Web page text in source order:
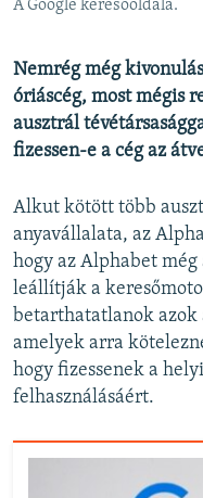
A MÚLT TANULSÁGAI
KÖVESSEN MINKET!
Valamennyi RFE/RL
A Google keresőoldala.
Nemrég még
óriáscég, most mégis
ausztrál
fizessen-e a cég az
Alkut kötött több
anyavállalata, az
hogy az Alphabet
leállítják a
betarthatatlanok azok
amelyek arra
hogy fizessenek a
felhasználásáért.